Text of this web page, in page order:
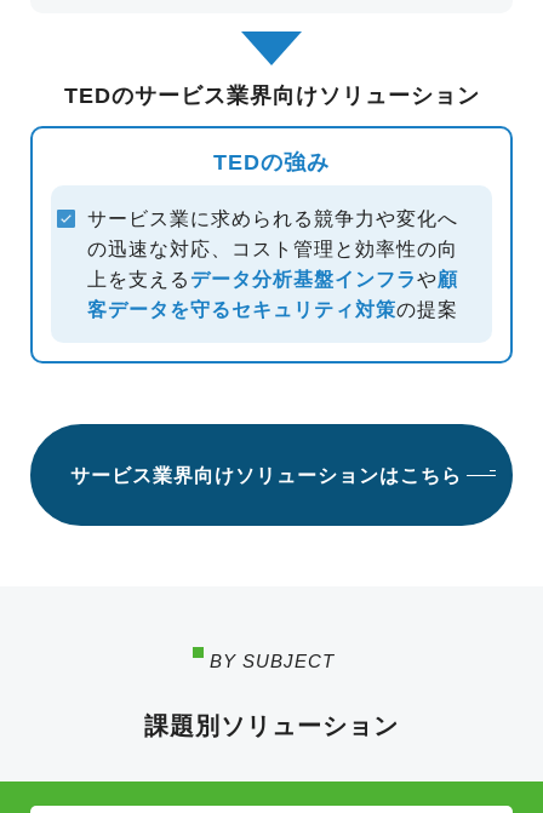
TEDのサービス業界向けソリューション
TEDの強み
サービス業に求められる競争力や変化へ
の迅速な対応、コスト管理と効率性の向
上を支える データ分析基盤インフラや顧
客データを守るセキュリティ対策の提案
サービス業界向けソリューションはこちら
BY SUBJECT
課題別ソリューション